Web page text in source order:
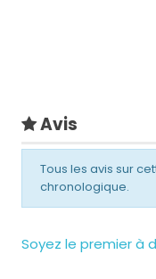
Avis
Tous les avis sur
chronologique.
Soyez le premier à